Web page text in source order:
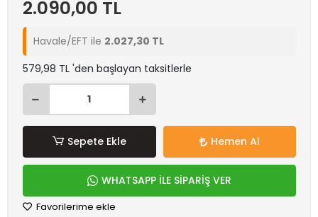
2.090,00 TL
Havale/EFT ile 2.027,30 TL
579,98 TL 'den başlayan taksitlerle
Sepete Ekle Hemen Al
WHATSAPP İLE SİPARİŞ VER
Favorilerime ekle